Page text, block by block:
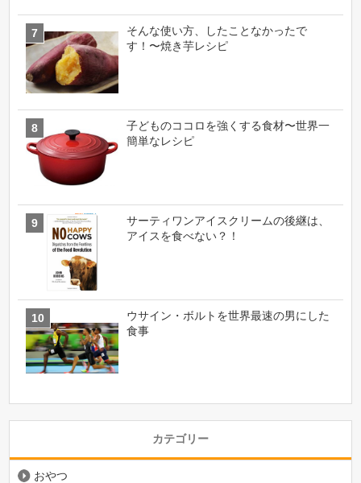
そんな使い方、したことなかったで
す！〜焼き芋レシピ
子どものココロを強くする食材〜世界一
簡単なレシピ
サーティワンアイスクリームの後継は、
アイスを食べない？！
ウサイン・ボルトを世界最速の男にした
食事
カテゴリー
おやつ